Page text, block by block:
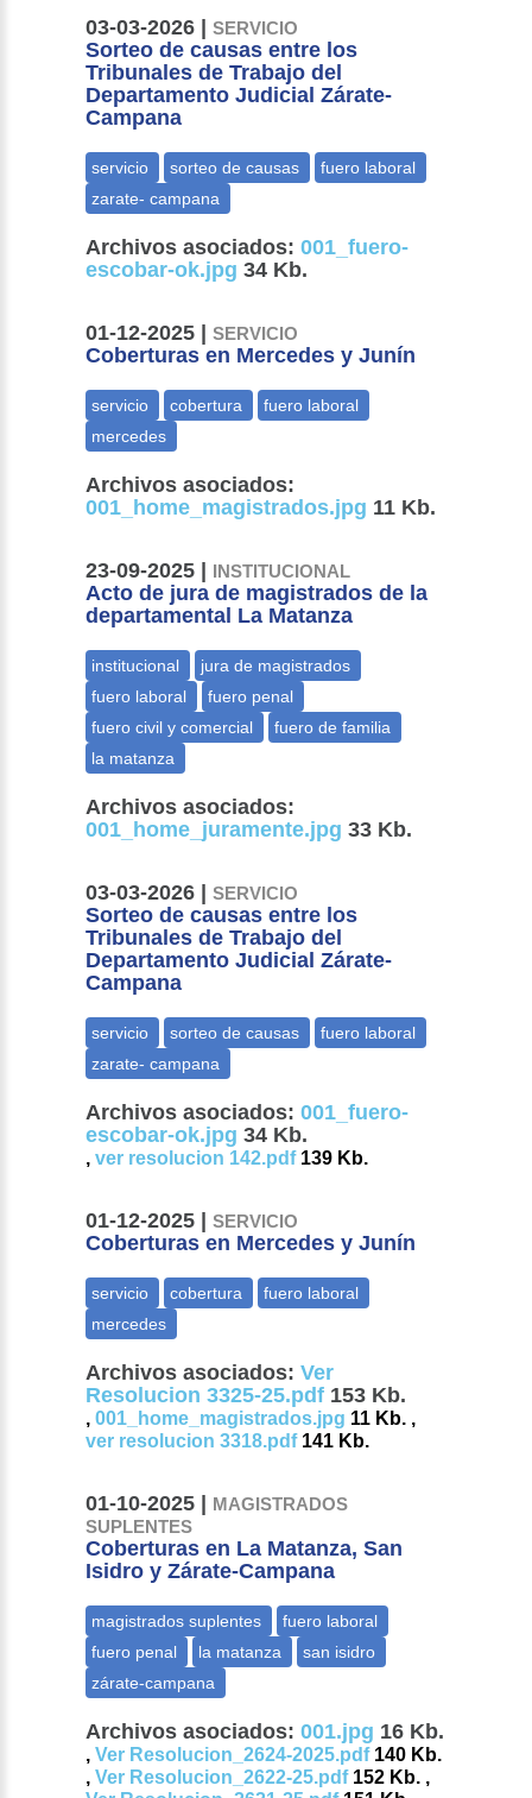
03-03-2026 |SERVICIO
Sorteo de causas entre los
Tribunales de Trabajo del
Departamento Judicial Zárate-
Campana
Archivos asociados: 001_fuero-
escobar-ok.jpg 34 Kb.
01-12-2025 |SERVICIO
Coberturas en Mercedes y Junín
Archivos asociados:
001_home_magistrados.jpg 11 Kb.
23-09-2025 | INSTITUCIONAL
Acto de jura de magistrados de la
departamental La Matanza
Archivos asociados:
001_home_juramente.jpg 33 Kb.
03-03-2026 |SERVICIO
Sorteo de causas entre los
Tribunales de Trabajo del
Departamento Judicial Zárate-
Campana
Archivos asociados: 001_fuero-
escobar-ok.jpg 34 Kb.
,ver resolucion 142.pdf139 Kb.
01-12-2025 |SERVICIO
Coberturas en Mercedes y Junín
Archivos asociados: Ver
Resolucion 3325-25.pdf 153 Kb.
,001_home_magistrados.jpg 11 Kb. ,
ver resolucion 3318.pdf141 Kb.
01-10-2025 |
MAGISTRADOS
SUPLENTES
Coberturas en La Matanza, San
Isidro y Zárate-Campana
Archivos asociados: 001.jpg 16 Kb.
,Ver Resolucion_2624-2025.pdf140 Kb.
,Ver Resolucion_2622-25.pdf152 Kb. ,